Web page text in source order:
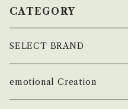
CATEGORY
SELECT BRAND
çanoma
emotional Creation